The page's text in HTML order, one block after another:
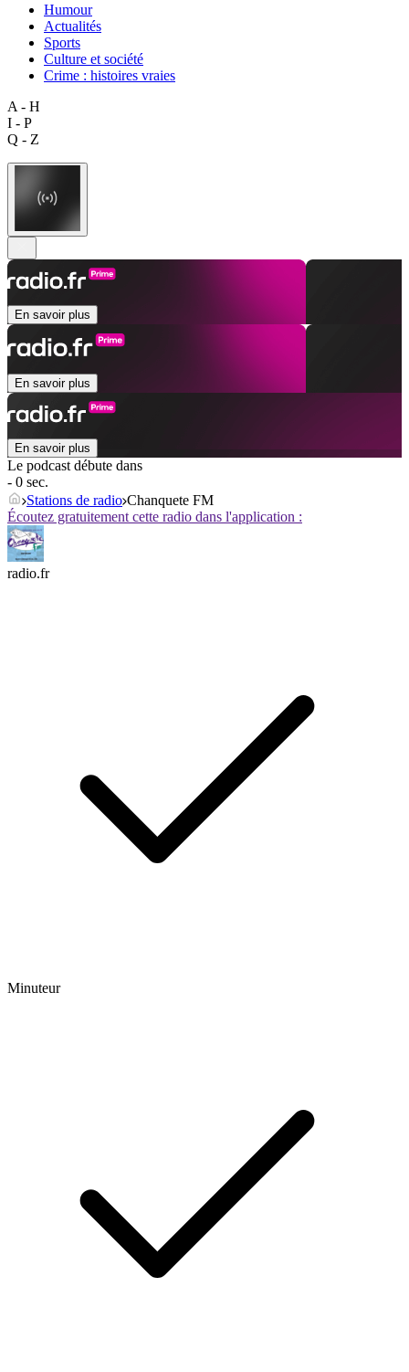
Humour
Actualités
Sports
Culture et société
Crime : histoires vraies
A - H
I - P
Q - Z
En savoir plus
En savoir plus
En savoir plus
Le podcast débute dans
- 0 sec.
Stations de radio Chanquete FM
Écoutez gratuitement cette radio dans l'application :
radio.fr
Minuteur